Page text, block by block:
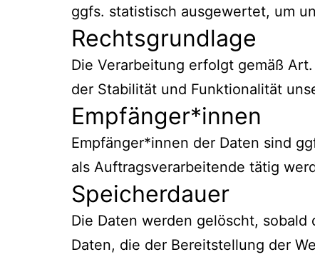
ggfs. statistisch ausgewertet, um
Rechtsgrundlage
Die Verarbeitung erfolgt gemäß
der Stabilität und Funktionalität
Empfänger*innen
Empfänger*innen der Daten sind
als Auftragsverarbeitende tätig
Speicherdauer
Die Daten werden gelöscht,
Daten, die der Bereitstellung der